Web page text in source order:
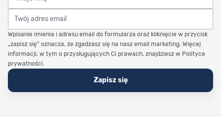
Twój adres email
Wpisanie imienia i adresu email do formularza oraz kliknięcie w przycisk
„zapisz się” oznacza, że zgadzasz się na nasz email marketing. Więcej
informacji, w tym o przysługujących Ci prawach, znajdziesz w Polityce
prywatności.
Zapisz się